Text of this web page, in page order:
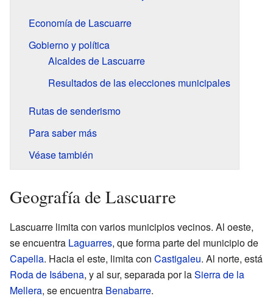
Economía de Lascuarre
Gobierno y política
Alcaldes de Lascuarre
Resultados de las elecciones municipales
Rutas de senderismo
Para saber más
Véase también
Geografía de Lascuarre
Lascuarre limita con varios municipios vecinos. Al oeste,
se encuentra Laguarres, que forma parte del municipio de
Capella. Hacia el este, limita con Castigaleu. Al norte, está
Roda de Isábena, y al sur, separada por laSierra de la
Mellera, se encuentra Benabarre.